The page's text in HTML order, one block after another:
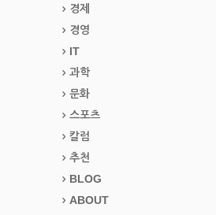
경제
경영
IT
과학
문화
스포츠
칼럼
추천
BLOG
ABOUT